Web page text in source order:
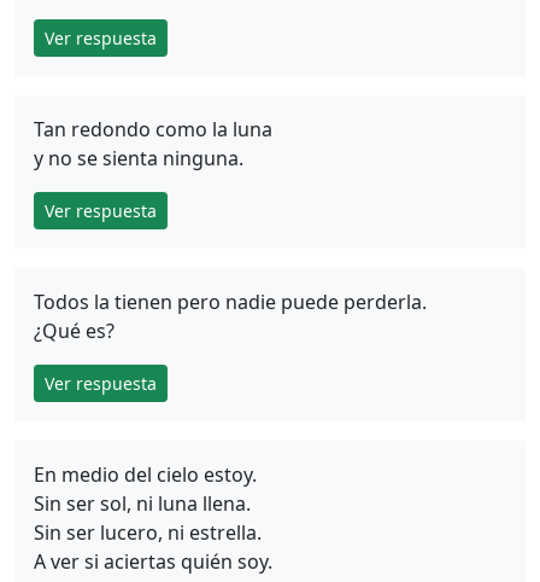
Ver respuesta
Tan redondo como la luna
y no se sienta ninguna.
Ver respuesta
Todos la tienen pero nadie puede perderla.
¿Qué es?
Ver respuesta
En medio del cielo estoy.
Sin ser sol, ni luna llena.
Sin ser lucero, ni estrella.
A ver si aciertas quién soy.